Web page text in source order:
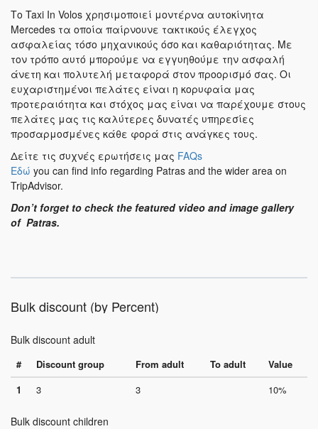
Το Taxi In Volos χρησιμοποιεί μοντέρνα αυτοκίνητα
Mercedes τα οποία παίρνουνε τακτικούς έλεγχος
ασφαλείας τόσο μηχανικούς όσο και καθαριότητας. Με
τον τρόπο αυτό μπορούμε να εγγυηθούμε την ασφαλή
άνετη και πολυτελή μεταφορά στον προορισμό σας. Οι
ευχαριστημένοι πελάτες είναι η κορυφαία μας
προτεραιότητα και στόχος μας είναι να παρέχουμε στους
πελάτες μας τις καλύτερες δυνατές υπηρεσίες
προσαρμοσμένες κάθε φορά στις ανάγκες τους.
Δείτε τις συχνές ερωτήσεις μας FAQs
Εδώ you can find info regarding Patras and the wider area on
TripAdvisor.
Don’t forget to check the featured video and image gallery
of Patras.
Bulk discount (by Percent)
Bulk discount adult
# Discount group From adult To adult
Value
1
3 3 10%
Bulk discount children